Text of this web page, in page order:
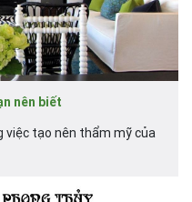
nên biết
việc tạo nên thẩm mỹ của